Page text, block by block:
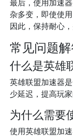
最后，使用加速
杂多变，即使使
因此，保持耐心
常见问题
什么是英雄
英雄联盟加速器
少延迟，提高玩家
为什么需要
使用英雄联盟加